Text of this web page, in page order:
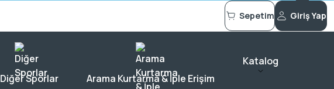
Sepetim Giriş Yap
Diğer Sporlar Arama Kurtarma & İple Erişim
Katalog